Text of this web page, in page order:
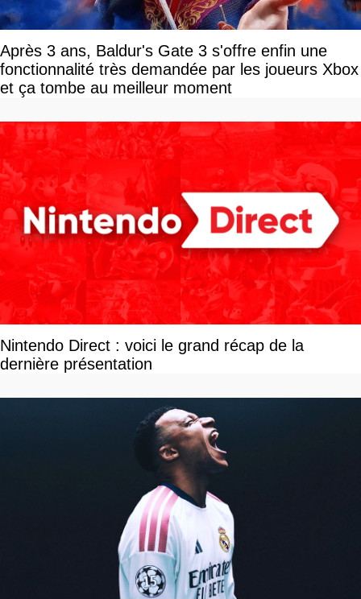
Après 3 ans, Baldur's Gate 3 s'offre enfin une
fonctionnalité très demandée par les joueurs Xbox
et ça tombe au meilleur moment
Nintendo Direct : voici le grand récap de la
dernière présentation